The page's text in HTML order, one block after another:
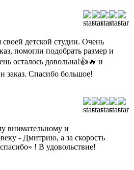
детской студии. Очень
помогли подобрать размер и
осталось довольна!👍🔥 и
заказ. Спасибо большое!
внимательному и
- Дмитрию, а за скорость
! В удовольствие!